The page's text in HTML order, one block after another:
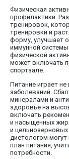
Физическая
профилактики.
тренировок,
тренировки и
форму, улучшает
иммунной
физической
может включать
спортзале.
Питание играет
заболеваний.
минералами и
здоровье на
включать
и насыщенных
и
диетологом
план питания,
потребности.